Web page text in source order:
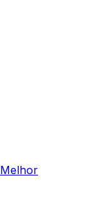
Melhor